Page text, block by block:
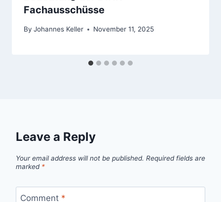
Fachausschüsse
By Johannes Keller November 11, 2025
Leave a Reply
Your email address will not be published. Required fields are
marked *
Comment *